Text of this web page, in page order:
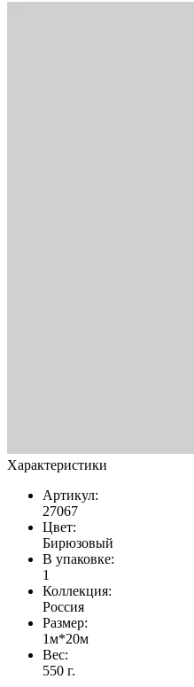
Характеристики
Артикул:
27067
Цвет:
Бирюзовый
В упаковке:
1
Коллекция:
Россия
Размер:
1м*20м
Вес:
550 г.